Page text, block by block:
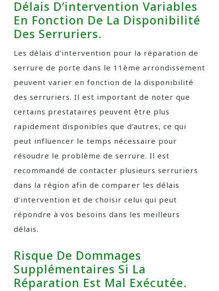
Délais D’intervention Variables
En Fonction De La Disponibilité
Des Serruriers.
Les délais d’intervention pour la réparation de
serrure de porte dans le 11ème arrondissement
peuvent varier en fonction de la disponibilité
des serruriers. Il est important de noter que
certains prestataires peuvent être plus
rapidement disponibles que d’autres, ce qui
peut influencer le temps nécessaire pour
résoudre le problème de serrure. Il est
recommandé de contacter plusieurs serruriers
dans la région afin de comparer les délais
d’intervention et de choisir celui qui peut
répondre à vos besoins dans les meilleurs
délais.
Risque De Dommages
Supplémentaires Si La
Réparation Est Mal Exécutée.